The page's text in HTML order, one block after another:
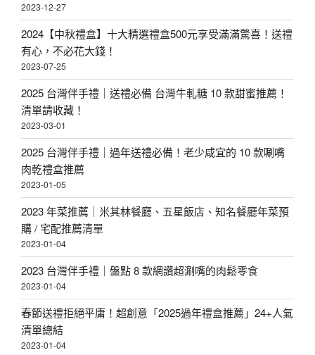
2023-12-27
2024【中秋禮盒】十大精選禮盒500元享受滿滿驚喜！送禮
有心，不必花大錢！
2023-07-25
2025 台灣伴手禮｜送禮必備 台灣牛軋糖 10 款甜蜜推薦！
清單請收藏！
2023-03-01
2025 台灣伴手禮｜過年送禮必備！老少咸宜的 10 款唰嘴
肉乾禮盒推薦
2023-01-05
2023 年菜推薦｜米其林餐廳、五星飯店、知名餐廳年菜預
購 / 宅配推薦清單
2023-01-04
2023 台灣伴手禮｜盤點 8 款網讚超涮嘴的肉鬆零食
2023-01-04
春節送禮拒絕平庸！超創意「2025過年禮盒推薦」24+人氣
清單總結
2023-01-04